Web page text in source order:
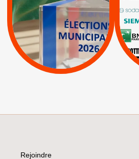
APPELS | Actus |
Espaces Sans
Apartheid
| Lettres d'interpellation
Rejoindre